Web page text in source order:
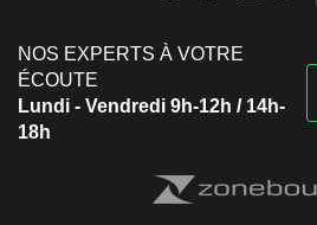
NOS EXPERTS À VOTRE
ÉCOUTE
Lundi - Vendredi 9h-12h / 14h-
18h